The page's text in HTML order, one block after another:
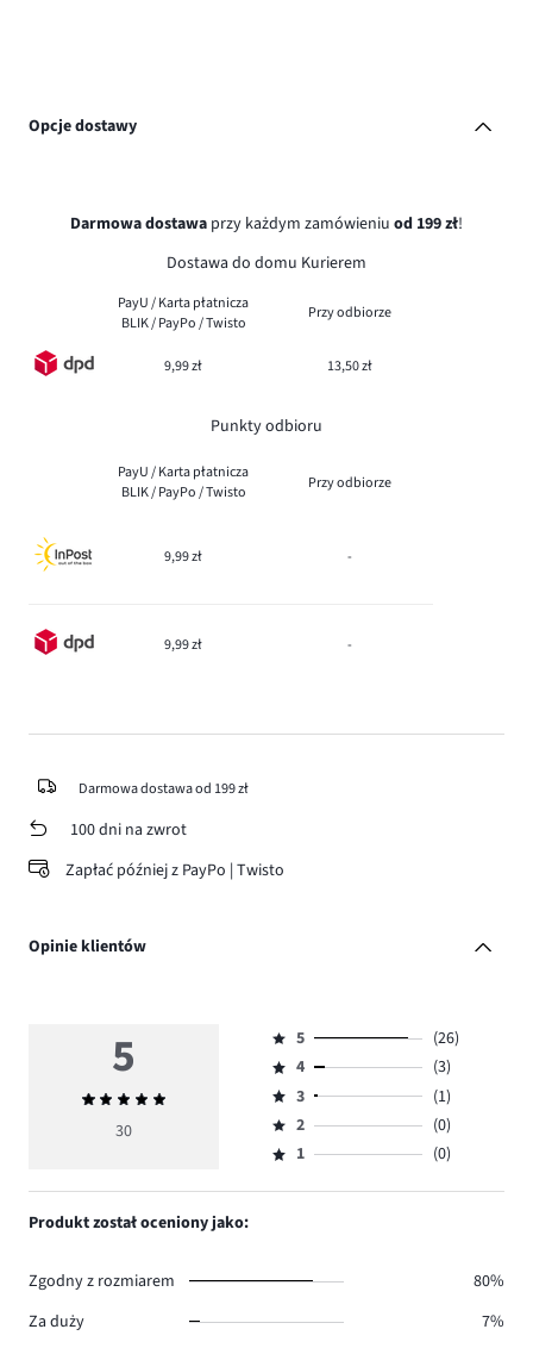
Opcje dostawy
Darmowa dostawa przy każdym zamówieniu od 199 zł!
Dostawa do domu Kurierem
PayU / Karta płatnicza
BLIK / PayPo / Twisto
Przy odbiorze
9,99 zł 13,50 zł
Punkty odbioru
PayU / Karta płatnicza
BLIK / PayPo / Twisto
Przy odbiorze
9,99 zł -
9,99 zł -
Darmowa dostawa od 199 zł
100 dni na zwrot
Zapłać później z PayPo | Twisto
Opinie klientów
5
Średnia
ocena
30
Ocena
5,
ilość
głosów
26.
5
(26)
Ocena
4,
ilość
głosów
4
(3)
Ocena
3,
ilość
3
(1)
Ocena
2,
2
(0)
Ocena
1,
1 (0)
Produkt został oceniony jako:
Zgodny z rozmiarem
80%
Za duży
7%